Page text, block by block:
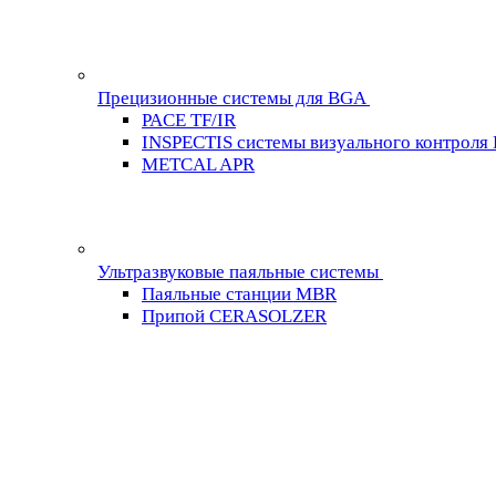
Прецизионные системы для BGA
PACE TF/IR
INSPECTIS системы визуального контроля
METCAL APR
Ультразвуковые паяльные системы
Паяльные станции MBR
Припой CERASOLZER